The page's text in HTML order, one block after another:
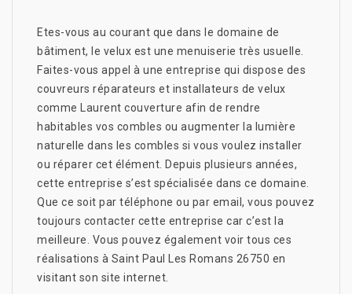
Etes-vous au courant que dans le domaine de
bâtiment, le velux est une menuiserie très usuelle.
Faites-vous appel à une entreprise qui dispose des
couvreurs réparateurs et installateurs de velux
comme Laurent couverture afin de rendre
habitables vos combles ou augmenter la lumière
naturelle dans les combles si vous voulez installer
ou réparer cet élément. Depuis plusieurs années,
cette entreprise s’est spécialisée dans ce domaine.
Que ce soit par téléphone ou par email, vous pouvez
toujours contacter cette entreprise car c’est la
meilleure. Vous pouvez également voir tous ces
réalisations à Saint Paul Les Romans 26750 en
visitant son site internet.